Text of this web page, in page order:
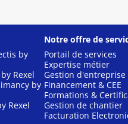
by
Rexel
by
Rexel
Notre offre de
Portail de services
Expertise métier
Gestion d'entreprise
Financement & CEE
Formations &
Gestion de chantier
Facturation